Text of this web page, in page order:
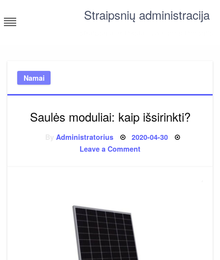
to
content
Straipsnių administracija
Namai
Saulės moduliai: kaip išsirinkti?
Administratorius Posted
2020-04-30
Leave a Commenton